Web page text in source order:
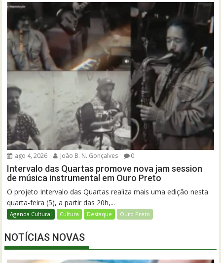
ago 4, 2026 João B. N. Gonçalves 0
Intervalo das Quartas promove nova jam session
de música instrumental em Ouro Preto
O projeto Intervalo das Quartas realiza mais uma edição nesta
quarta-feira (5), a partir das 20h,...
Agenda Cultural Cultura Destaque Ouro Preto
NOTÍCIAS NOVAS